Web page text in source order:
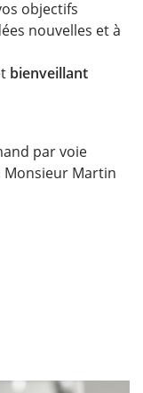
objectifs
nouvelles et à
bienveillant
par voie
Monsieur Martin